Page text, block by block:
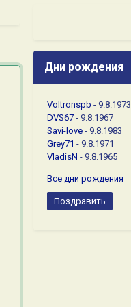
Дни рождения
Voltronspb - 9.8.1973
DVS67 - 9.8.1967
Savi-love - 9.8.1983
Grey71 - 9.8.1971
VladisN - 9.8.1965
Все дни рождения
Поздравить